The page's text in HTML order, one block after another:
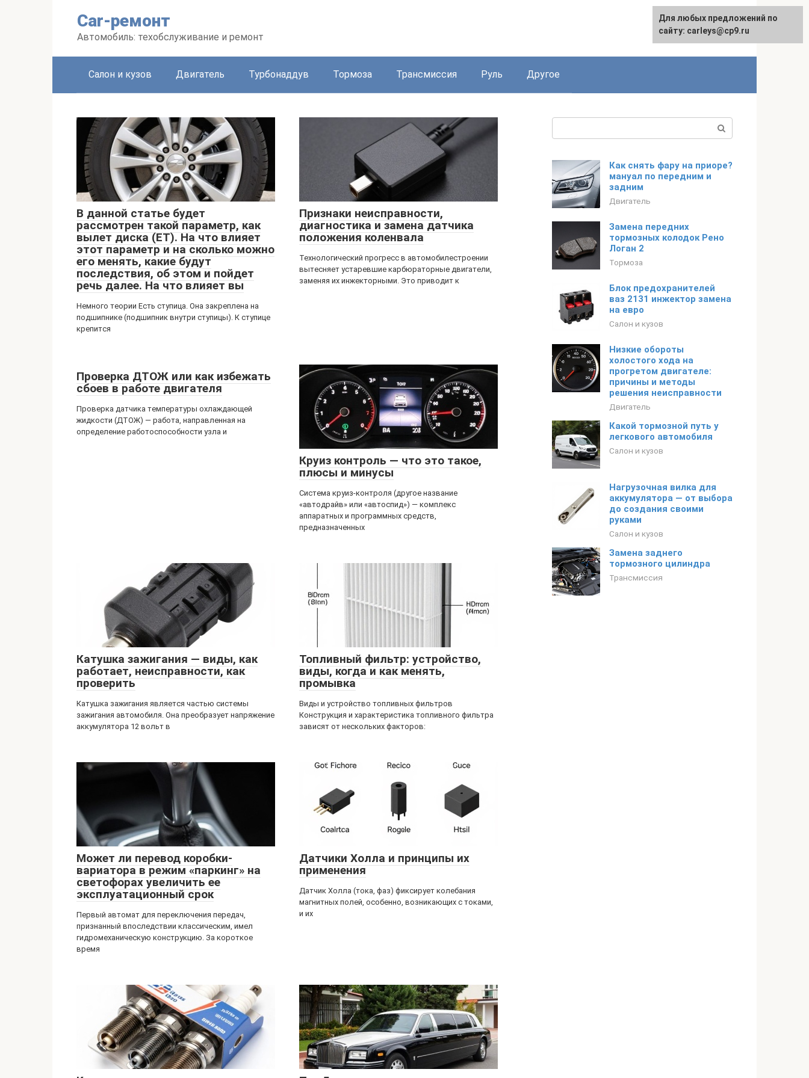
Car-ремонт
Автомобиль: техобслуживание и ремонт
Салон и кузов Двигатель Турбонаддув Тормоза Трансмиссия Руль Другое
В данной статье будет
рассмотрен такой параметр, как
вылет диска (ET). На что влияет
этот параметр и на сколько можно
его менять, какие будут
последствия, об этом и пойдет
речь далее. На что влияет вы
Немного теории Есть ступица. Она закреплена на
подшипнике (подшипник внутри ступицы). К ступице
крепится
Признаки неисправности,
диагностика и замена датчика
положения коленвала
Технологический прогресс в автомобилестроении
вытесняет устаревшие карбюраторные двигатели,
заменяя их инжекторными. Это приводит к
Проверка ДТОЖ или как избежать
сбоев в работе двигателя
Проверка датчика температуры охлаждающей
жидкости (ДТОЖ) — работа, направленная на
определение работоспособности узла и
Круиз контроль — что это такое,
плюсы и минусы
Система круиз-контроля (другое название
«автодрайв» или «автоспид») — комплекс
аппаратных и программных средств,
предназначенных
Катушка зажигания — виды, как
работает, неисправности, как
проверить
Катушка зажигания является частью системы
зажигания автомобиля. Она преобразует напряжение
аккумулятора 12 вольт в
Топливный фильтр: устройство,
виды, когда и как менять,
промывка
Виды и устройство топливных фильтров
Конструкция и характеристика топливного фильтра
зависят от нескольких факторов:
Может ли перевод коробки-
вариатора в режим «паркинг» на
светофорах увеличить ее
эксплуатационный срок
Первый автомат для переключения передач,
признанный впоследствии классическим, имел
гидромеханическую конструкцию. За короткое
время
Датчики Холла и принципы их
применения
Датчик Холла (тока, фаз) фиксирует колебания
магнитных полей, особенно, возникающих с токами,
и их
Как снять фару на приоре?
мануал по передним и
задним
Двигатель
Замена передних
тормозных колодок Рено
Логан 2
Тормоза
Блок предохранителей
ваз 2131 инжектор замена
на евро
Салон и кузов
Низкие обороты
холостого хода на
прогретом двигателе:
причины и методы
решения неисправности
Двигатель
Какой тормозной путь у
легкового автомобиля
Салон и кузов
Нагрузочная вилка для
аккумулятора — от выбора
до создания своими
руками
Салон и кузов
Замена заднего
тормозного цилиндра
Трансмиссия
Для любых предложений по
сайту: carleys@cp9.ru